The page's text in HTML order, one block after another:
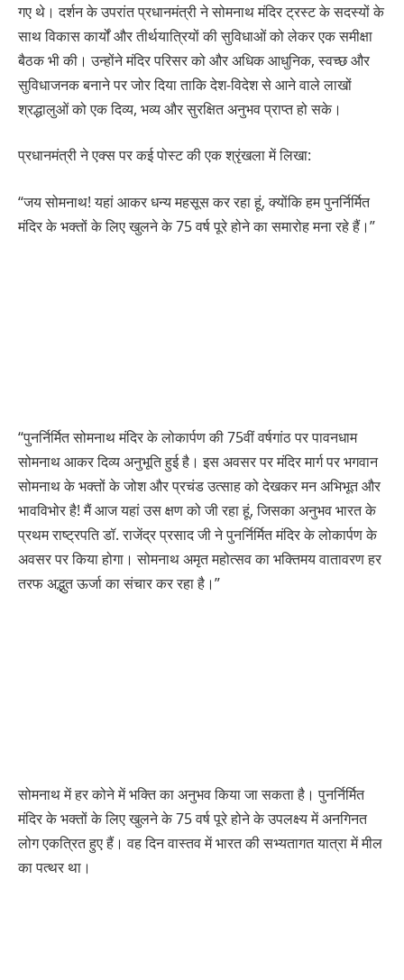
गए थे। दर्शन के उपरांत प्रधानमंत्री ने सोमनाथ मंदिर ट्रस्ट के सदस्यों के
साथ विकास कार्यों और तीर्थयात्रियों की सुविधाओं को लेकर एक समीक्षा
बैठक भी की। उन्होंने मंदिर परिसर को और अधिक आधुनिक, स्वच्छ और
सुविधाजनक बनाने पर जोर दिया ताकि देश-विदेश से आने वाले लाखों
श्रद्धालुओं को एक दिव्य, भव्य और सुरक्षित अनुभव प्राप्त हो सके।
प्रधानमंत्री ने एक्स पर कई पोस्ट की एक श्रृंखला में लिखा:
“जय सोमनाथ! यहां आकर धन्य महसूस कर रहा हूं, क्योंकि हम पुनर्निर्मित
मंदिर के भक्तों के लिए खुलने के 75 वर्ष पूरे होने का समारोह मना रहे हैं।”
“पुनर्निर्मित सोमनाथ मंदिर के लोकार्पण की 75वीं वर्षगांठ पर पावनधाम
सोमनाथ आकर दिव्य अनुभूति हुई है। इस अवसर पर मंदिर मार्ग पर भगवान
सोमनाथ के भक्तों के जोश और प्रचंड उत्साह को देखकर मन अभिभूत और
भावविभोर है! मैं आज यहां उस क्षण को जी रहा हूं, जिसका अनुभव भारत के
प्रथम राष्ट्रपति डॉ. राजेंद्र प्रसाद जी ने पुनर्निर्मित मंदिर के लोकार्पण के
अवसर पर किया होगा। सोमनाथ अमृत महोत्सव का भक्तिमय वातावरण हर
तरफ अद्भुत ऊर्जा का संचार कर रहा है।”
सोमनाथ में हर कोने में भक्ति का अनुभव किया जा सकता है। पुनर्निर्मित
मंदिर के भक्तों के लिए खुलने के 75 वर्ष पूरे होने के उपलक्ष्य में अनगिनत
लोग एकत्रित हुए हैं। वह दिन वास्तव में भारत की सभ्यतागत यात्रा में मील
का पत्थर था।